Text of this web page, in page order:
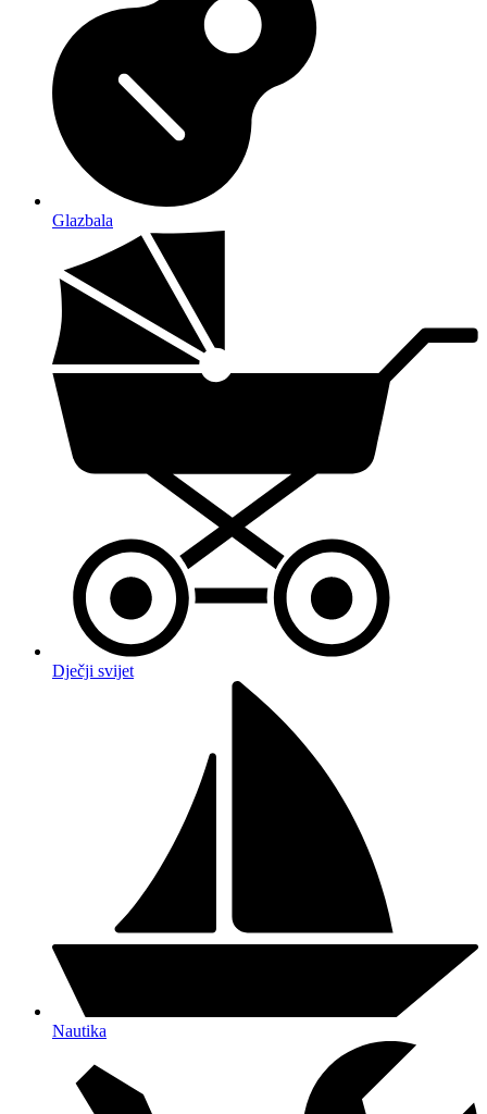
Glazbala
Dječji svijet
Nautika